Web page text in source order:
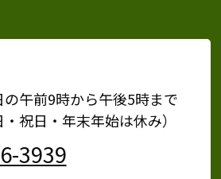
午前9時から午後5時まで
・祝日・年末年始は休み）
3939